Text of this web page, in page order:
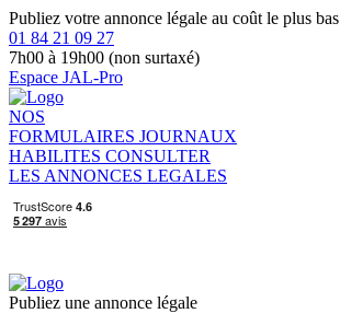
Publiez votre annonce légale au coût le plus bas
01 84 21 09 27
7h00 à 19h00 (non surtaxé)
Espace JAL-Pro
NOS
FORMULAIRES JOURNAUX
HABILITES CONSULTER
LES ANNONCES LEGALES
Publiez une annonce légale